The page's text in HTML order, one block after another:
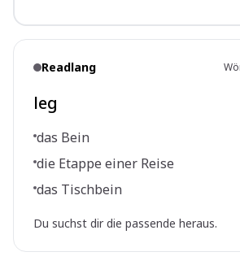
Readlang
leg
das Bein
die Etappe einer Reise
das Tischbein
Du suchst dir die passende heraus.